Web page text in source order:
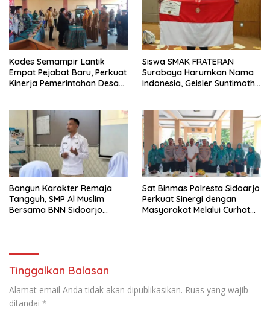
Kades Semampir Lantik
Empat Pejabat Baru, Perkuat
Kinerja Pemerintahan Desa
Siswa SMAK FRATERAN
Surabaya Harumkan Nama
Indonesia, Geisler Suntimothy
Bangun Karakter Remaja
Tangguh, SMP Al Muslim
Bersama BNN Sidoarjo
Sat Binmas Polresta Sidoarjo
Perkuat Sinergi dengan
Masyarakat Melalui Curhat
Tinggalkan Balasan
Alamat email Anda tidak akan dipublikasikan. Ruas yang wajib
ditandai *